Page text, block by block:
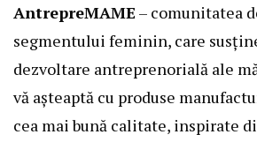
AntrepreMAME – comunitatea
segmentului feminin, care
dezvoltare antreprenorială ale
vă așteaptă cu produse
cea mai bună calitate, inspirate